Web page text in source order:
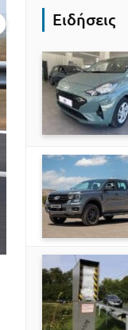
Ειδήσεις